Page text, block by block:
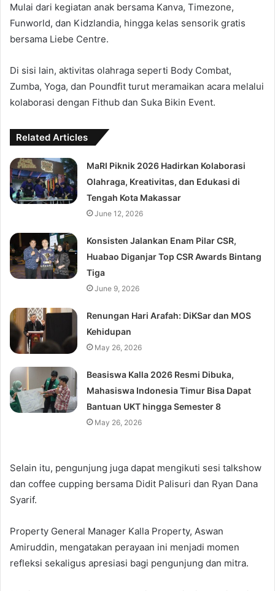
Mulai dari kegiatan anak bersama Kanva, Timezone,
Funworld, dan Kidzlandia, hingga kelas sensorik gratis
bersama Liebe Centre.
Di sisi lain, aktivitas olahraga seperti Body Combat,
Zumba, Yoga, dan Poundfit turut meramaikan acara melalui
kolaborasi dengan Fithub dan Suka Bikin Event.
Related Articles
MaRI Piknik 2026 Hadirkan Kolaborasi
Olahraga, Kreativitas, dan Edukasi di
Tengah Kota Makassar
June 12, 2026
Konsisten Jalankan Enam Pilar CSR,
Huabao Diganjar Top CSR Awards Bintang
Tiga
June 9, 2026
Renungan Hari Arafah: DiKSar dan MOS
Kehidupan
May 26, 2026
Beasiswa Kalla 2026 Resmi Dibuka,
Mahasiswa Indonesia Timur Bisa Dapat
Bantuan UKT hingga Semester 8
May 26, 2026
Selain itu, pengunjung juga dapat mengikuti sesi talkshow
dan coffee cupping bersama Didit Palisuri dan Ryan Dana
Syarif.
Property General Manager Kalla Property, Aswan
Amiruddin, mengatakan perayaan ini menjadi momen
refleksi sekaligus apresiasi bagi pengunjung dan mitra.